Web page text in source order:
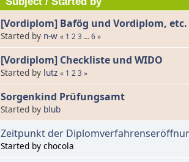
[Vordiplom] Bafög und Vordiplom, etc.
Started by n-w « 1 2 3 ...6»
[Vordiplom] Checkliste und WIDO
Started by lutz « 1 2 3 »
Sorgenkind Prüfungsamt
Started by blub
Zeitpunkt der
Started by chocola